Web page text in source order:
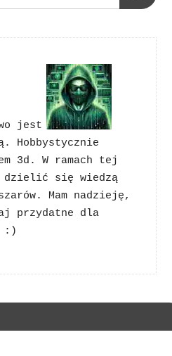
jest
Hobbystycznie
3d. W ramach tej
się wiedzą
Mam nadzieję,
przydatne dla